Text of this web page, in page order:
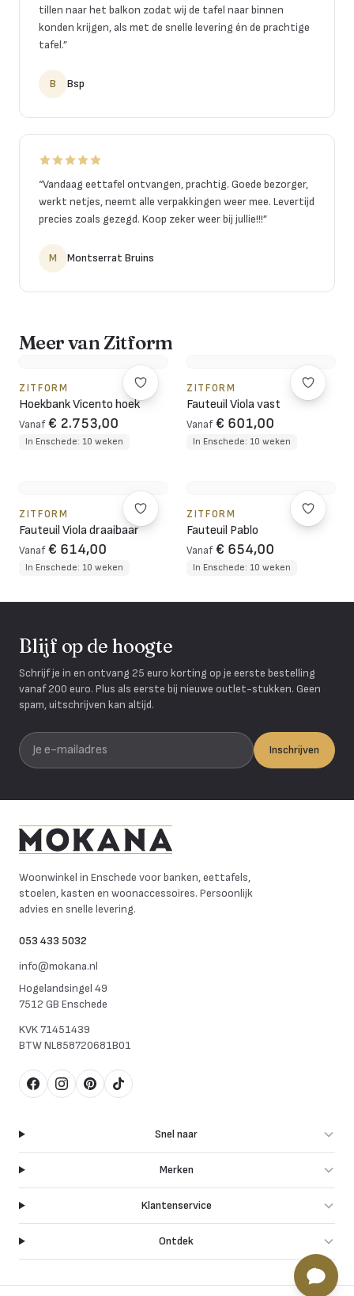
tillen naar het balkon zodat wij de tafel naar binnen
konden krijgen, als met de snelle levering én de prachtige
tafel.”
B Bsp
“Vandaag eettafel ontvangen, prachtig. Goede bezorger,
werkt netjes, neemt alle verpakkingen weer mee. Levertijd
precies zoals gezegd. Koop zeker weer bij jullie!!!”
M Montserrat Bruins
Meer van Zitform
ZITFORM
Hoekbank Vicento hoek
Vanaf € 2.753,00
In Enschede: 10 weken
ZITFORM
Fauteuil Viola vast
Vanaf € 601,00
In Enschede: 10 weken
ZITFORM
Fauteuil Viola draaibaar
Vanaf € 614,00
In Enschede: 10 weken
ZITFORM
Fauteuil Pablo
Vanaf € 654,00
In Enschede: 10 weken
Blijf op de hoogte
Schrijf je in en ontvang 25 euro korting op je eerste bestelling
vanaf 200 euro. Plus als eerste bij nieuwe outlet-stukken. Geen
spam, uitschrijven kan altijd.
Je e-mailadres
Inschrijven
Woonwinkel in Enschede voor banken, eettafels,
stoelen, kasten en woonaccessoires. Persoonlijk
advies en snelle levering.
053 433 5032
info@mokana.nl
Hogelandsingel 49
7512 GB Enschede
KVK71451439
BTWNL858720681B01
FacebookInstagram
Pinterest
TikTok
Snel naar
Merken
Klantenservice
Ontdek